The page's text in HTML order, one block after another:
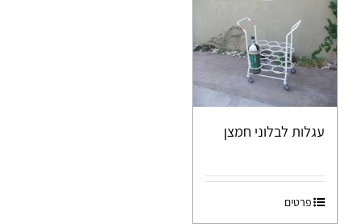
עגלות לבלוני חמצן
פרטים